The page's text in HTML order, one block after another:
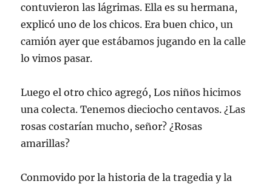
contuvieron las lágrimas. Ella es su hermana,
explicó uno de los chicos. Era buen chico, un
camión ayer que estábamos jugando en la calle
lo vimos pasar.
Luego el otro chico agregó, Los niños hicimos
una colecta. Tenemos dieciocho centavos. ¿Las
rosas costarían mucho, señor? ¿Rosas
amarillas?
Conmovido por la historia de la tragedia y la